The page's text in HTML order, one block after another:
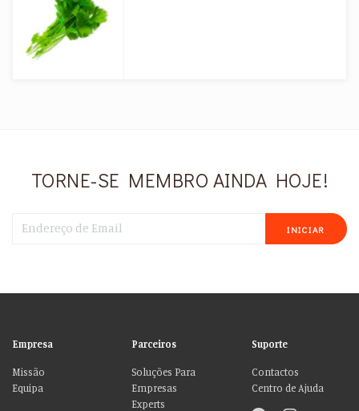
TORNE-SE MEMBRO AINDA HOJE!
INICIAR
Empresa
Missão
Equipa
Parceiros
Soluções Para
Empresas
Experts
Suporte
Contactos
Centro de Ajuda